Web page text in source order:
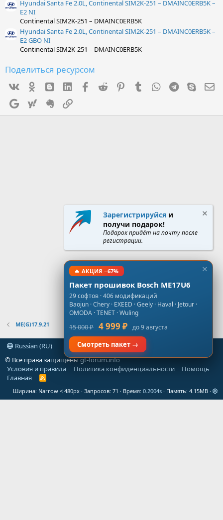
Hyundai Santa Fe 2.0L, Continental SIM2K-251 – DMAINC0ERB5K –
E2 NI
Continental SIM2K-251 – DMAINC0ERB5K
Hyundai Santa Fe 2.0L, Continental SIM2K-251 – DMAINC0ERB5K –
E2 GBO NI
Continental SIM2K-251 – DMAINC0ERB5K
Поделиться ресурсом
Ok mes_blogger
Linked InFacebook
Reddit PinterestTumblr WhatsAppTelegram
Skype
Google Yahoo Evernote
ME(G)17.9.21
Russian (RU)
© Все права защищеныgt-forum.info
Условия и правила
Политика конфиденциальности
Помощь
Главная
R
S
Ширина Запросов 71 Время 0.2004s Память 4.15MB
Зарегистрируйся и
получи подарок!
Подарок придёт на почту после
регистрации.
🔥 АКЦИЯ −67%
Пакет прошивок Bosch ME17U6
29 софтов · 406 модификаций
Baojun · Chery · EXEED · Geely · Haval · Jetour ·
OMODA · TENET · Wuling
15 000 ₽ 4 999 ₽ до 9 августа
Смотреть пакет →